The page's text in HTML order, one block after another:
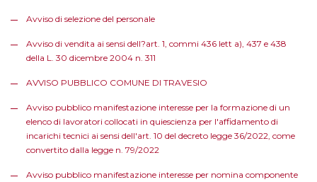
Avviso di selezione del personale
Avviso di vendita ai sensi dell?art. 1, commi 436 lett a), 437 e 438
della L. 30 dicembre 2004 n. 311
AVVISO PUBBLICO COMUNE DI TRAVESIO
Avviso pubblico manifestazione interesse per la formazione di un
elenco di lavoratori collocati in quiescienza per l'affidamento di
incarichi tecnici ai sensi dell'art. 10 del decreto legge 36/2022, come
convertito dalla legge n. 79/2022
Avviso pubblico manifestazione interesse per nomina componente